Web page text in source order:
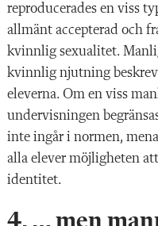
reproducerades en viss
allmänt accepterad och
kvinnlig sexualitet.
kvinnlig njutning
eleverna. Om en viss
undervisningen
inte ingår i normen,
alla elever möjligheten
identitet.